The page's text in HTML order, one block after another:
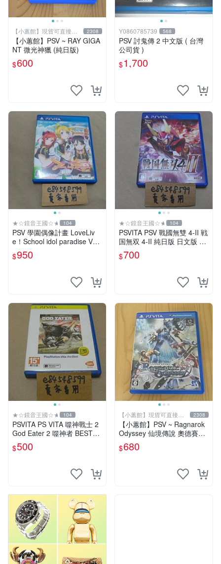
【小蕙館】現貨可直接下
標
2308
【小蕙館】PSV ~ RAY GIGA
NT 微光神獵 (純日版)
$600
Y0860785739 568
PSV 討鬼傳 2 中文版 ( 台灣
公司貨 )
$1,700
★☆鏡音王國☆★ 104
PSV 學園偶像計畫 LoveLiv
e！School idol paradise Vol.
2 BiBi 純日版 二手良品
$950
★☆鏡音王國☆★ 104
PSVITA PSV 戰國無雙 4-II 戦
国無双 4-II 純日版 日文版 二
手良品
$700
★☆鏡音王國☆★ 104
PSVITA PS VITA 噬神戰士 2
God Eater 2 噬神者 BEST版
亞版日文版 二手良品
$500
【小蕙館】現貨可直接下
標
2308
【小蕙館】PSV ~ Ragnarok
Odyssey 仙境傳說 奧德賽
(純日版)
$680